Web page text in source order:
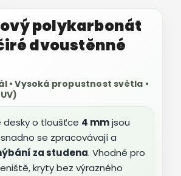
polykarbonát
dvoustěnné
• Vysoká propustnost světla •
desky o tloušťce 4 mmjsou
se zpracovávají a
za studena. Vhodné pro
kryty bez výrazného